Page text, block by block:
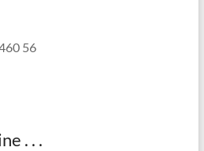
56
. . .